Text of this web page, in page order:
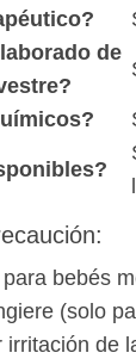
de
bebés
(solo
irritación de